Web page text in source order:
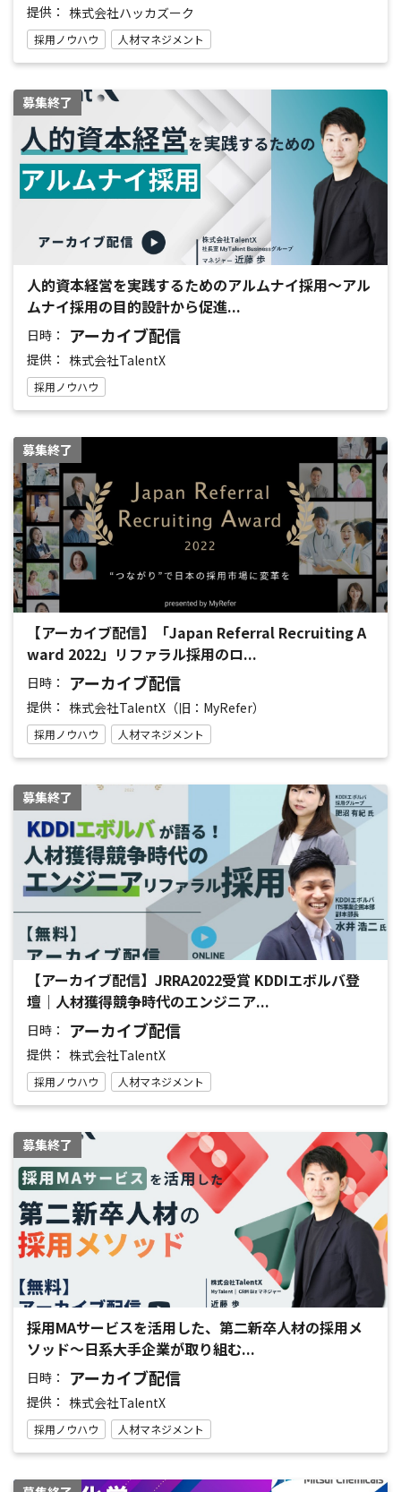
提供： 株式会社ハッカズーク
採用ノウハウ 人材マネジメント
募集終了
人的資本経営を実践するためのアルムナイ採用～アル
ムナイ採用の目的設計から促進...
日時： アーカイブ配信
提供： 株式会社TalentX
採用ノウハウ
募集終了
【アーカイブ配信】「Japan Referral Recruiting A
ward 2022」リファラル採用のロ...
日時： アーカイブ配信
提供： 株式会社TalentX（旧：MyRefer）
採用ノウハウ 人材マネジメント
募集終了
【アーカイブ配信】JRRA2022受賞 KDDIエボルバ登
壇｜人材獲得競争時代のエンジニア...
日時： アーカイブ配信
提供： 株式会社TalentX
採用ノウハウ 人材マネジメント
募集終了
採用MAサービスを活用した、第二新卒人材の採用メ
ソッド～日系大手企業が取り組む...
日時： アーカイブ配信
提供： 株式会社TalentX
採用ノウハウ 人材マネジメント